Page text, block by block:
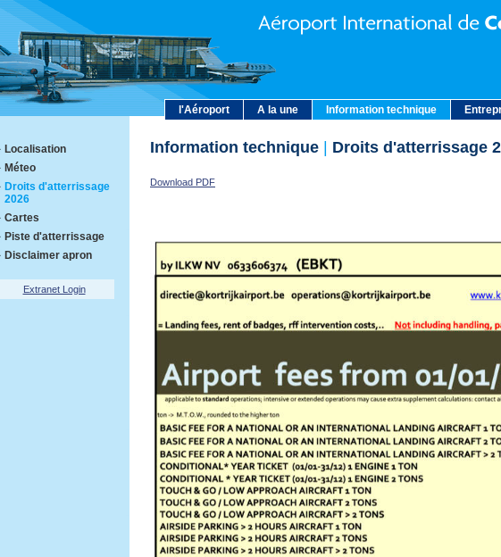
l'Aéroport A la une Information technique
Localisation
Méteo
Droits d'atterrissage
2026
Cartes
Piste d'atterrissage
Disclaimer apron
Extranet Login
Information technique Droits d'atterrissage
Download PDF